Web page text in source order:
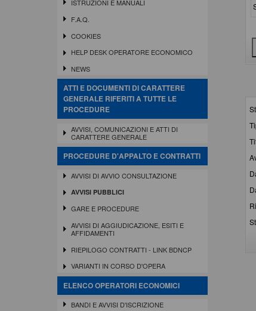
ISTRUZIONI E MANUALI
F.A.Q.
COOKIES
HELP DESK OPERATORE ECONOMICO
NEWS
ATTI E DOCUMENTI DI CARATTERE
GENERALE RIFERITI A TUTTE LE
PROCEDURE
AVVISI, COMUNICAZIONI E ATTI DI
CARATTERE GENERALE
PROCEDURE D'APPALTO E CONTRATTI
AVVISI DI AVVIO CONSULTAZIONE
AVVISI PUBBLICI
GARE E PROCEDURE
AVVISI DI AGGIUDICAZIONE, ESITI E
AFFIDAMENTI
RIEPILOGO CONTRATTI - LINK BDNCP
VARIANTI IN CORSO D'OPERA
ELENCO OPERATORI ECONOMICI
BANDI E AVVISI D'ISCRIZIONE